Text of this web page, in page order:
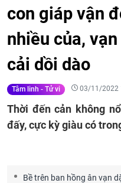
con giáp vận
nhiều của,
cải dồi dào
Tâm linh - Tử vi 03/11/2022
Thời đến cản không
đấy, cực kỳ giàu có
Bề trên ban hồng ân vạn